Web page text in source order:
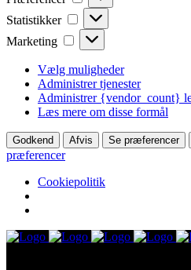
Statistikker Statistikker
Marketing Marketing
Vælg muligheder
Administrer tjenester
Administrer {vendor_count}
Læs mere om disse formål
Godkend Afvis Se præferencer
præferencer
Cookiepolitik